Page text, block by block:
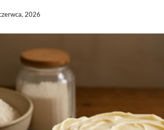
2026